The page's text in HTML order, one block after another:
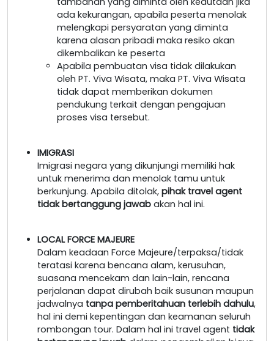
ada kekurangan, apabila peserta menolak
melengkapi persyaratan yang diminta
karena alasan pribadi maka resiko akan
dikembalikan ke peserta
Apabila pembuatan visa tidak dilakukan
oleh PT. Viva Wisata, maka PT. Viva Wisata
tidak dapat memberikan dokumen
pendukung terkait dengan pengajuan
proses visa tersebut.
IMIGRASI
Imigrasi negara yang dikunjungi memiliki hak
untuk menerima dan menolak tamu untuk
berkunjung. Apabila ditolak, pihak travel agent
tidak bertanggung jawab akan hal ini.
LOCAL FORCE MAJEURE
Dalam keadaan Force Majeure/terpaksa/tidak
teratasi karena bencana alam, kerusuhan,
suasana mencekam dan lain-lain, rencana
perjalanan dapat dirubah baik susunan maupun
jadwalnya tanpa pemberitahuan terlebih dahulu,
hal ini demi kepentingan dan keamanan seluruh
rombongan tour. Dalam hal ini travel agent tidak